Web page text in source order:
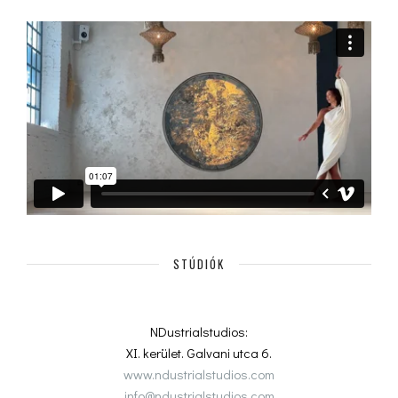
STÚDIÓK
NDustrialstudios:
XI. kerület. Galvani utca 6.
www.ndustrialstudios.com